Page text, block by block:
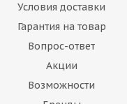
Условия доставки
Гарантия на товар
Вопрос-ответ
Акции
Возможности